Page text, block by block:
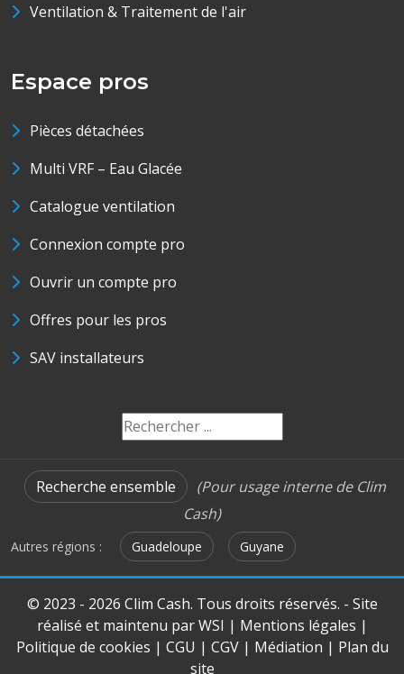
Ventilation & Traitement de l'air
Espace pros
Pièces détachées
Multi VRF – Eau Glacée
Catalogue ventilation
Connexion compte pro
Ouvrir un compte pro
Offres pour les pros
SAV installateurs
Recherche ensemble
(Pour usage interne de Clim
Cash)
Autres régions : Guadeloupe Guyane
© 2023 - 2026 Clim Cash. Tous droits réservés. - Site
réalisé et maintenu parWSI | Mentions légales |
Politique de cookies | CGU | CGV| Médiation | Plan du
site